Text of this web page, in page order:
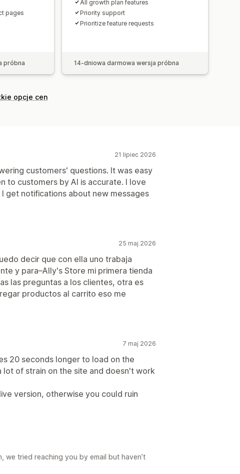
pages
próbna
All growth plan features
Priority support
Prioritize feature requests
14-dniowa darmowa wersja próbna
opcje cen
21 lipiec 2026
customers' questions. It was easy
to customers by AI is accurate. I love
get notifications about new messages
25 maj 2026
decir que con ella uno trabaja
y para–Ally's Store mi primera tienda
las preguntas a los clientes, otra es
productos al carrito eso me
7 maj 2026
20 seconds longer to load on the
lot of strain on the site and doesn't work
version, otherwise you could ruin
we tried reaching you by email but haven’t